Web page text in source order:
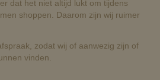
dat het niet altijd lukt om tijdens
shoppen. Daarom zijn wij ruimer
zodat wij of aanwezig zijn of
vinden.